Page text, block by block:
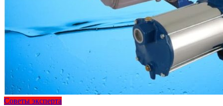
Советы эксперта